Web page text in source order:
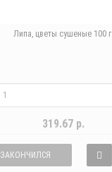
Липа, цветы сушеные 100 г
319.67 р.
ЗАКОНЧИЛСЯ